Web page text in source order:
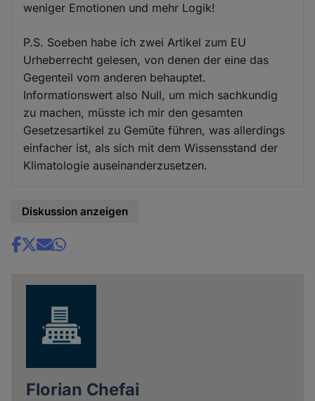
weniger Emotionen und mehr Logik!
P.S. Soeben habe ich zwei Artikel zum EU
Urheberrecht gelesen, von denen der eine das
Gegenteil vom anderen behauptet.
Informationswert also Null, um mich sachkundig
zu machen, müsste ich mir den gesamten
Gesetzesartikel zu Gemüte führen, was allerdings
einfacher ist, als sich mit dem Wissensstand der
Klimatologie auseinanderzusetzen.
Diskussion anzeigen
Share
Florian Chefai